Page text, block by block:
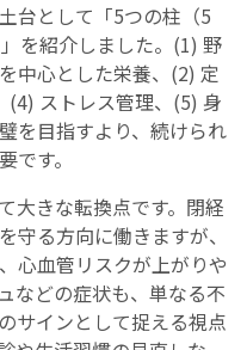
台として「5つの柱（5
を紹介しました。(1) 野
中心とした栄養、(2) 定
ストレス管理、(5) 身
を目指すより、続けられ
です。
大きな転換点です。閉経
守る方向に働きますが、
心血管リスクが上がりや
などの症状も、単なる不
サインとして捉える視点